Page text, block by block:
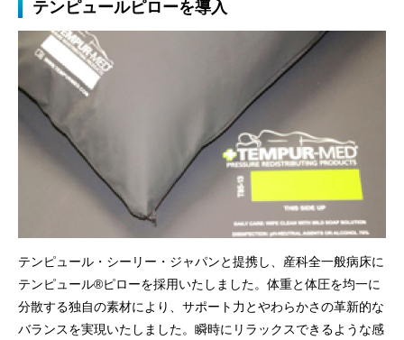
テンピュールピローを導入
テンピュール・シーリー・ジャパンと提携し、産科全一般病床に
テンピュール®ピローを採用いたしました。体重と体圧を均一に
分散する独自の素材により、サポート力とやわらかさの革新的な
バランスを実現いたしました。瞬時にリラックスできるような感